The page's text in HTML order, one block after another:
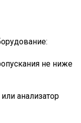
не ниже
анализатор